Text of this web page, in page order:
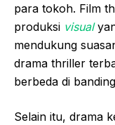
para tokoh. Film
produksi visual
mendukung
drama thriller
berbeda di
Selain itu, drama